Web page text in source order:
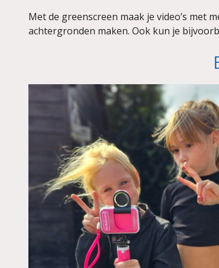
Met de greenscreen maak je video’s met
achtergronden maken. Ook kun je